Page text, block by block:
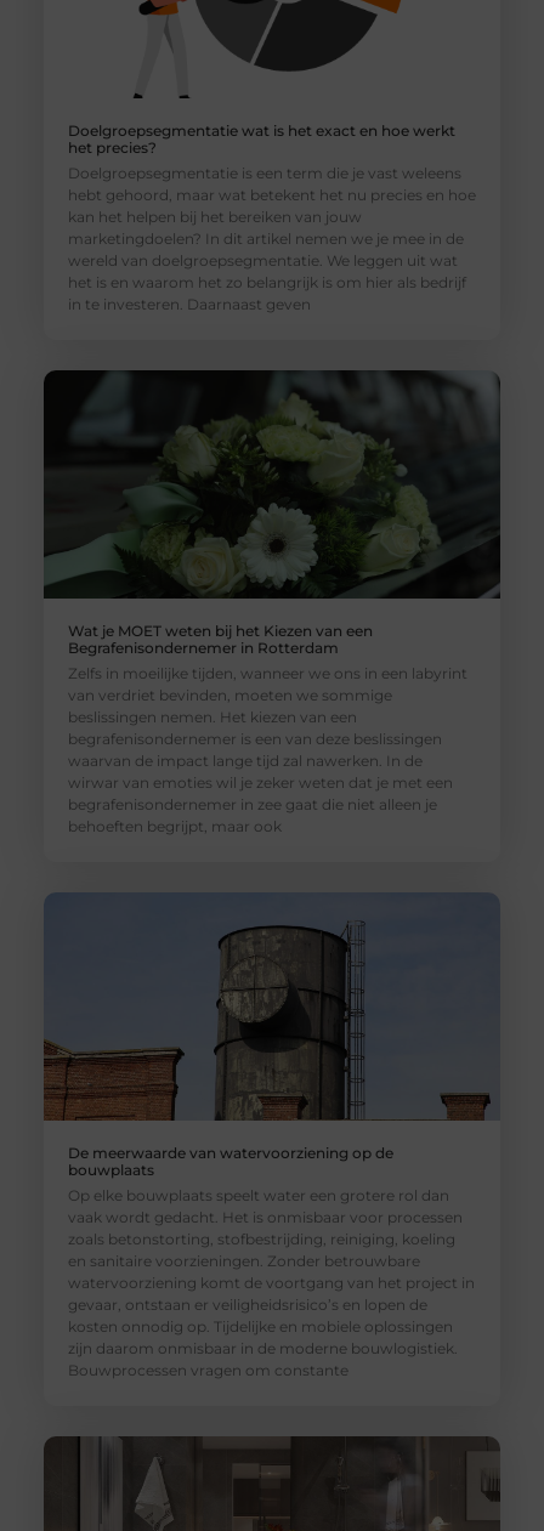
Doelgroepsegmentatie wat is het exact en hoe werkt
het precies?
Doelgroepsegmentatie is een term die je vast weleens
hebt gehoord, maar wat betekent het nu precies en hoe
kan het helpen bij het bereiken van jouw
marketingdoelen? In dit artikel nemen we je mee in de
wereld van doelgroepsegmentatie. We leggen uit wat
het is en waarom het zo belangrijk is om hier als bedrijf
in te investeren. Daarnaast geven
Wat je MOET weten bij het Kiezen van een
Begrafenisondernemer in Rotterdam
Zelfs in moeilijke tijden, wanneer we ons in een labyrint
van verdriet bevinden, moeten we sommige
beslissingen nemen. Het kiezen van een
begrafenisondernemer is een van deze beslissingen
waarvan de impact lange tijd zal nawerken. In de
wirwar van emoties wil je zeker weten dat je met een
begrafenisondernemer in zee gaat die niet alleen je
behoeften begrijpt, maar ook
De meerwaarde van watervoorziening op de
bouwplaats
Op elke bouwplaats speelt water een grotere rol dan
vaak wordt gedacht. Het is onmisbaar voor processen
zoals betonstorting, stofbestrijding, reiniging, koeling
en sanitaire voorzieningen. Zonder betrouwbare
watervoorziening komt de voortgang van het project in
gevaar, ontstaan er veiligheidsrisico’s en lopen de
kosten onnodig op. Tijdelijke en mobiele oplossingen
zijn daarom onmisbaar in de moderne bouwlogistiek.
Bouwprocessen vragen om constante